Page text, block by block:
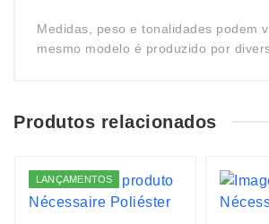
Medidas, peso e tonalidades podem
mesmo modelo é produzido por
Produtos relacionados
LANÇAMENTOS